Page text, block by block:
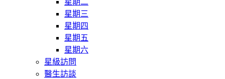
星期二
星期三
星期四
星期五
星期六
星級訪問
醫生訪談